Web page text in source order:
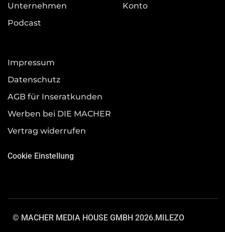
Unternehmen
Podcast
Konto
Impressum
Datenschutz
AGB für Inseratkunden
Werben bei DIE MACHER
Vertrag widerrufen
Cookie Einstellung
© MACHER MEDIA HOUSE GMBH 2026.MILEZO